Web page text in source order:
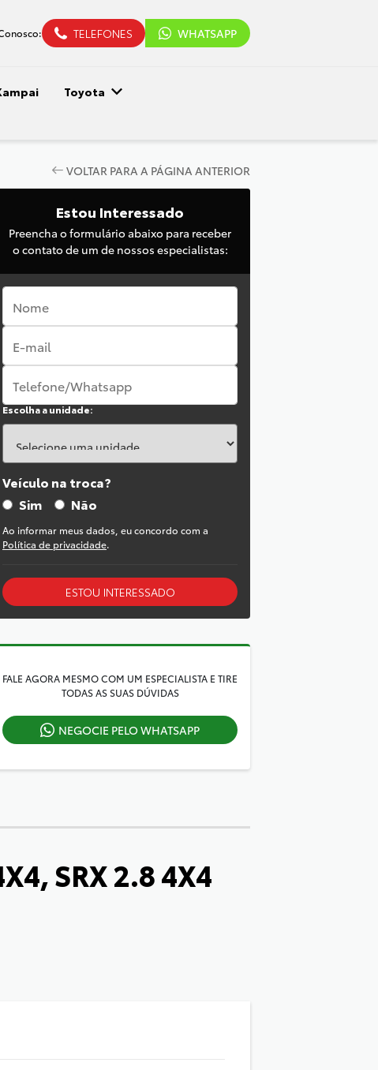
TELEFONES WHATSAPP
Toyota
VOLTAR PARA A PÁGINA ANTERIOR
Estou Interessado
Preencha o formulário abaixo para receber
o contato de um de nossos especialistas:
Escolha a unidade:
Veículo na troca?
Sim
Não
Ao informar meus dados, eu concordo com a
Política de privacidade.
ESTOU INTERESSADO
FALE AGORA MESMO COM UM ESPECIALISTA E TIRE
TODAS AS SUAS DÚVIDAS
NEGOCIE PELO WHATSAPP
SRX 2.8 4X4